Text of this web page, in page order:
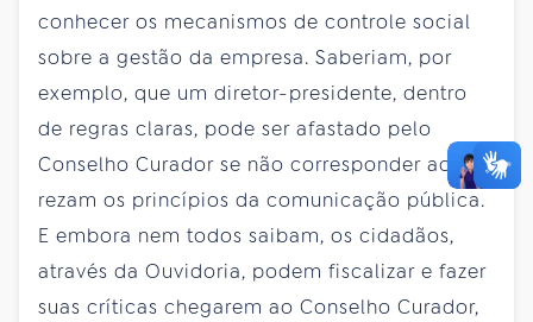
conhecer os mecanismos de controle social
sobre a gestão da empresa. Saberiam, por
exemplo, que um diretor-presidente, dentro
de regras claras, pode ser afastado pelo
Conselho Curador se não corresponder ao que
rezam os princípios da comunicação pública.
E embora nem todos saibam, os cidadãos,
através da Ouvidoria, podem fiscalizar e fazer
suas críticas chegarem ao Conselho Curador,